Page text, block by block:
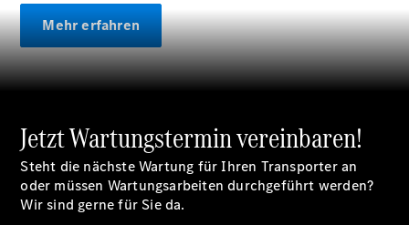
elektrisch
Citan
Citan
Kastenwagen
eCitan
Mehr erfahren
Jetzt Wartungstermin vereinbaren!
Steht die nächste Wartung für Ihren Transporter an
oder müssen Wartungsarbeiten durchgeführt werden?
Wir sind gerne für Sie da.